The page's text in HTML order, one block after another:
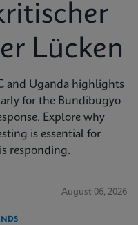
Lücken
and Uganda highlights
for the Bundibugyo
Explore why
is essential for
responding.
August 06, 2026